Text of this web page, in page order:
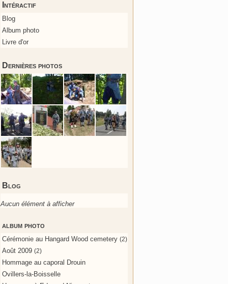
Intéractif
Blog
Album photo
Livre d'or
Dernières photos
Blog
Aucun élément à afficher
album photo
Cérémonie au Hangard Wood cemetery (2)
Août 2009 (2)
Hommage au caporal Drouin
Ovillers-la-Boisselle